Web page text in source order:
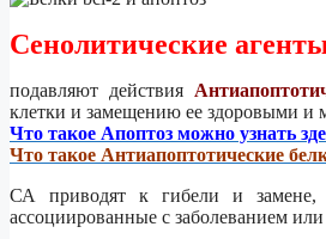
Сенолитические
подавляют действия
клетки и замещению ее здоровыми и
Что такое Апоптоз можно узнать
Что такое Антиапоптотические
СА приводят к гибели и
ассоциированные с заболеванием